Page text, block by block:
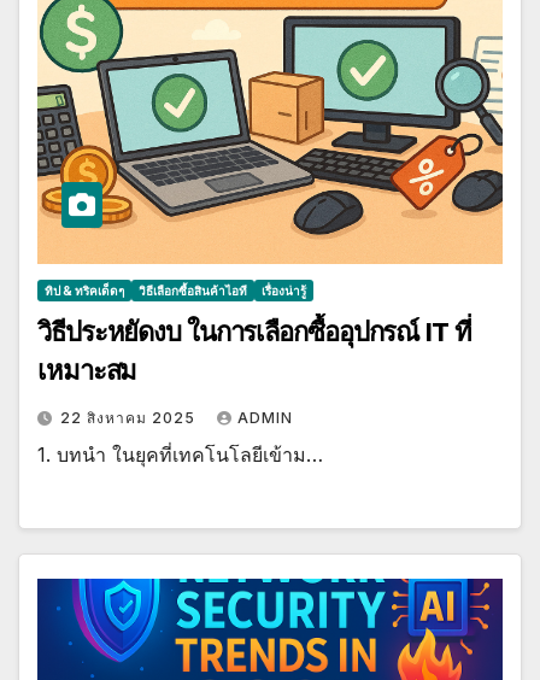
ทิป & ทริคเด็ดๆ วิธีเลือกซื้อสินค้าไอที เรื่องน่ารู้
วิธีประหยัดงบ ในการเลือกซื้ออุปกรณ์ IT ที่
เหมาะสม
22 สิงหาคม 2025 ADMIN
1. บทนำ ในยุคที่เทคโนโลยีเข้าม…